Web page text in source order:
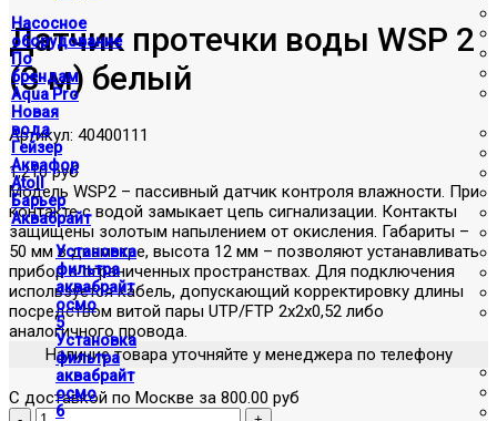
Насосное
оборудование
По
брендам
Aqua Pro
Новая
вода
Гейзер
Аквафор
Atoll
Барьер
Аквабрайт
Установка
фильтра
аквабрайт
осмо
5
Установка
фильтра
аквабрайт
осмо
6
Датчик протечки воды WSP 2
(3 м) белый
Артикул: 40400111
1,210 руб
Модель WSP2 – пассивный датчик контроля влажности. При
контакте с водой замыкает цепь сигнализации. Контакты
защищены золотым напылением от окисления. Габариты –
50 мм в диаметре, высота 12 мм – позволяют устанавливать
прибор в ограниченных пространствах. Для подключения
используется кабель, допускающий корректировку длины
посредством витой пары UTP/FTP 2x2x0,52 либо
аналогичного провода.
Наличие товара уточняйте у менеджера по телефону
С доставкой по Москве за 800.00 руб